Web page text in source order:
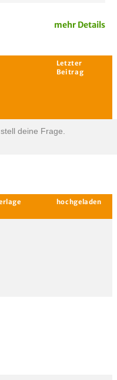
mehr Details
deine Frage.